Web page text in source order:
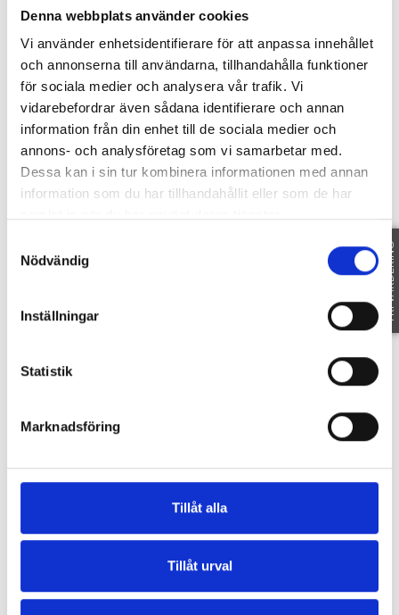
Denna webbplats använder cookies
Vi använder enhetsidentifierare för att anpassa innehållet
och annonserna till användarna, tillhandahålla funktioner
för sociala medier och analysera vår trafik. Vi
vidarebefordrar även sådana identifierare och annan
information från din enhet till de sociala medier och
annons- och analysföretag som vi samarbetar med.
Dessa kan i sin tur kombinera informationen med annan
information som du har tillhandahållit eller som de har
Nödvändig
Inställningar
Statistik
Marknadsföring
Tillåt alla
Tillåt urval
BÄRSTADSKOGSVÄGEN 19 -582 76
LINKÖPING
FRI VÄRDERING